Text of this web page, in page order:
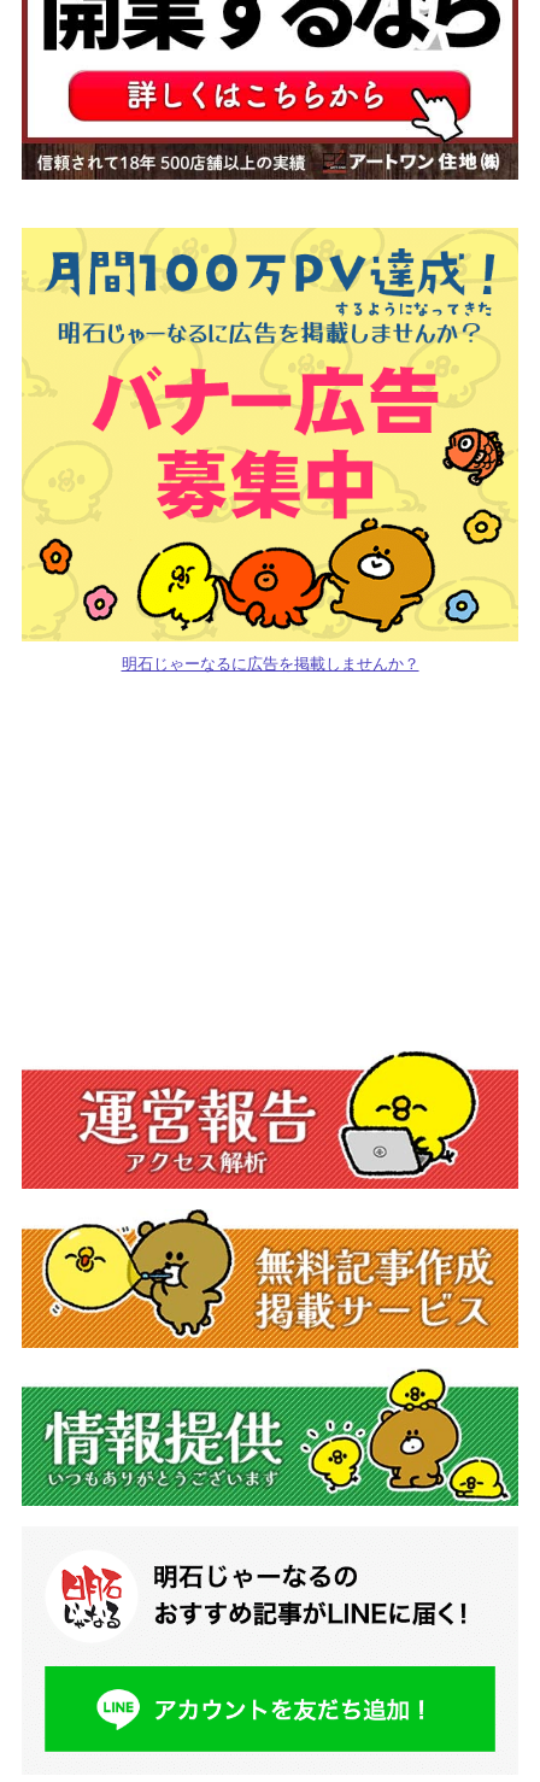
明石じゃーなるに広告を掲載しませんか？